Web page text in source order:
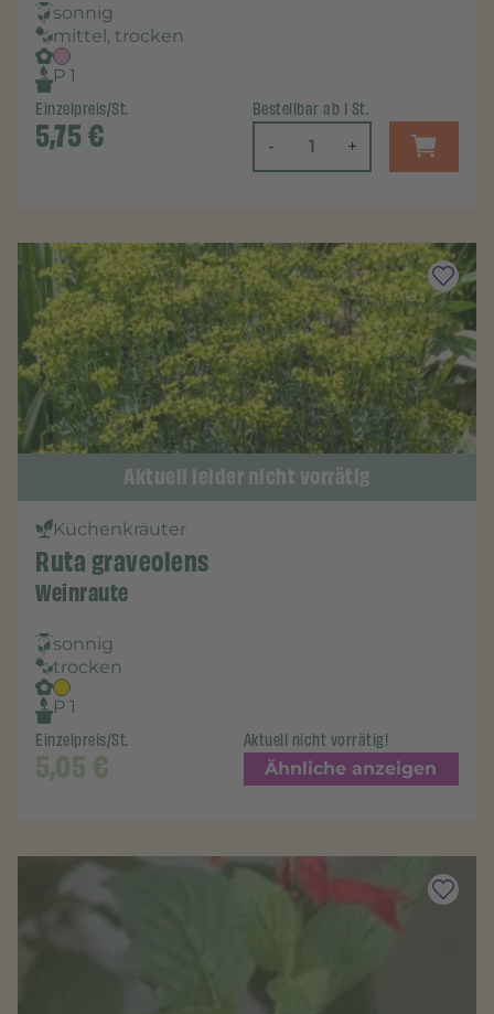
sonnig
mittel, trocken
P 1
Einzelpreis/St.
5,75€
Bestellbar ab 1 St.
- +
Aktuell leider nicht vorrätig
Küchenkräuter
Ruta graveolens
Weinraute
sonnig
trocken
P 1
Einzelpreis/St.
5,05€
Aktuell nicht vorrätig!
Ähnliche anzeigen